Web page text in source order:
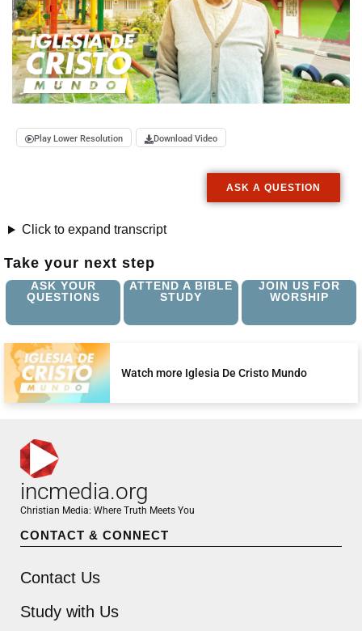
Play Lower Resolution Download Video
ASK A QUESTION
Click to expand transcript
Take your next step
ASK YOUR
QUESTIONS
ATTEND A BIBLE
STUDY
JOIN US FOR
WORSHIP
Watch more Iglesia De Cristo Mundo
incmedia.org
Christian Media: Where Truth Meets You
CONTACT & CONNECT
Contact Us
Study with Us